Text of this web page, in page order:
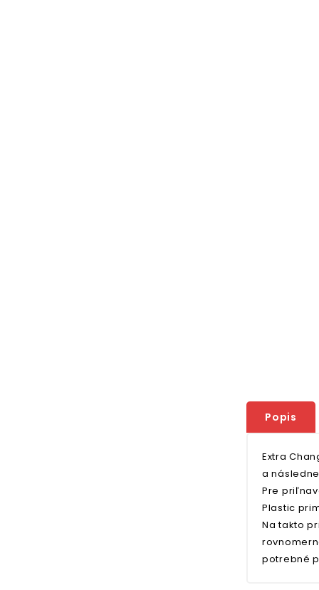
Popis
Extra
a
Pre
Plastic
Na takto
potrebné